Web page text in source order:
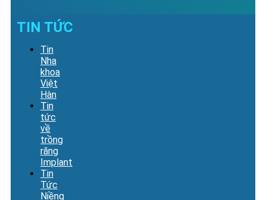
TIN TỨC
Tin
Nha
khoa
Việt
Hàn
Tin
tức
về
trồng
răng
Implant
Tin
Tức
Niềng